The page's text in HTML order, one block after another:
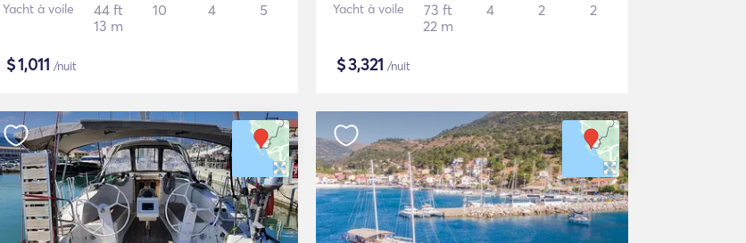
Yacht à voile
44 ft
13 m
10 4 5
$1,011 /nuit
Yacht à voile
73 ft
22 m
4 2 2
$3,321 /nuit